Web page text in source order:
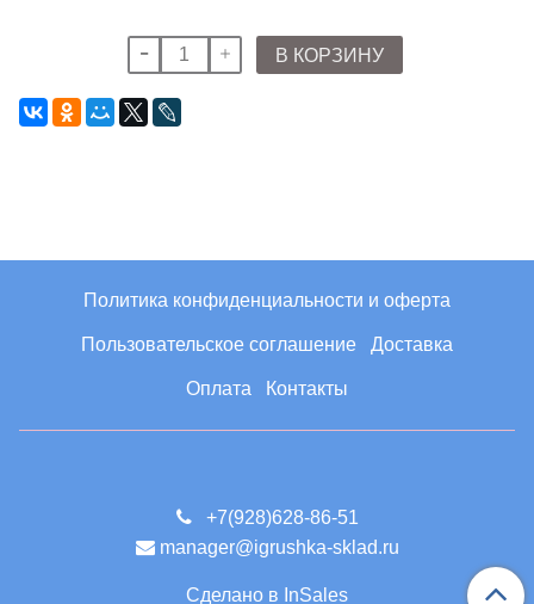
В КОРЗИНУ
Политика конфиденциальности и оферта
Пользовательское соглашение Доставка
Оплата Контакты
+7(928)628-86-51
manager@igrushka-sklad.ru
Сделано в InSales